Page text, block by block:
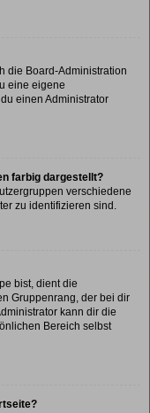
die Board-Administration
eine eigene
einen Administrator
farbig dargestellt?
verschiedene
zu identifizieren sind.
bist, dient die
Gruppenrang, der bei dir
kann dir die
Bereich selbst